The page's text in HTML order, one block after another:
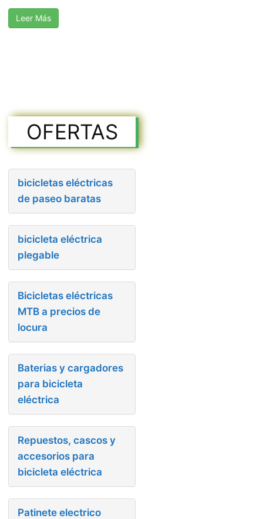
Leer Más
OFERTAS
bicicletas eléctricas
de paseo baratas
bicicleta eléctrica
plegable
Bicicletas eléctricas
MTB a precios de
locura
Baterias y cargadores
para bicicleta
eléctrica
Repuestos, cascos y
accesorios para
bicicleta eléctrica
Patinete electrico